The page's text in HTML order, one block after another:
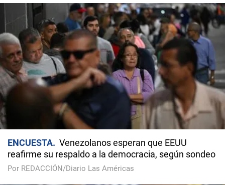
ENCUESTA
Venezolanos esperan que EEUU
reafirme su respaldo a la democracia, según sondeo
Por REDACCIÓN/Diario Las Américas